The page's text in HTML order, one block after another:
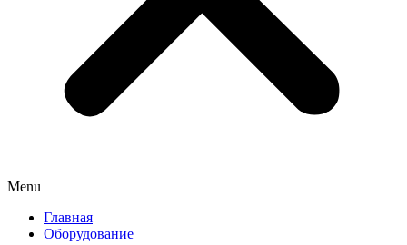
Menu
Главная
Оборудование